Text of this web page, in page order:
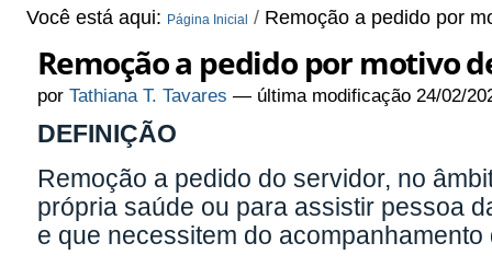
Você está aqui: Página Inicial / Remoção a pedido por
Remoção a pedido por motivo
porTathiana T. Tavares — última modificação 24/02/
DEFINIÇÃO
Remoção a pedido do servidor, no
própria saúde ou para assistir pessoa
e que necessitem do acompanhamento